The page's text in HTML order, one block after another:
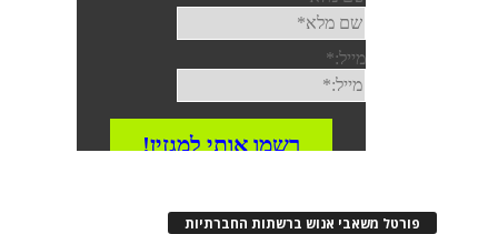
פורטל משאבי אנוש ברשתות החברתיות